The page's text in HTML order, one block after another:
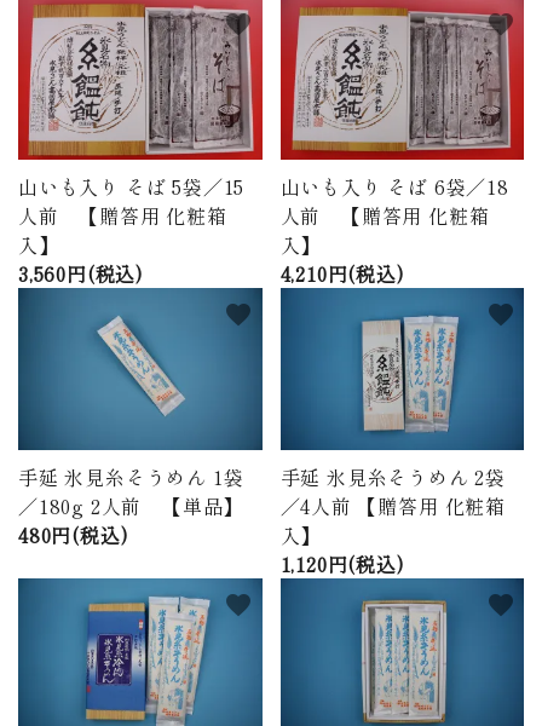
山いも入り そば 5袋／15
人前 【贈答用 化粧箱
入】
3,560円(税込)
favorite
山いも入り そば 6袋／18
人前 【贈答用 化粧箱
入】
4,210円(税込)
favorite
手延 氷見糸そうめん 1袋
／180g 2人前 【単品】
480円(税込)
favorite
手延 氷見糸そうめん 2袋
／4人前 【贈答用 化粧箱
入】
1,120円(税込)
favorite
favorite favorite